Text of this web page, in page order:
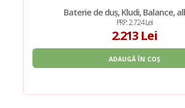
Baterie de duș, Kludi, Balance,
PRP: 2.724 Lei
2.213 Lei
ADAUGĂ ÎN COȘ